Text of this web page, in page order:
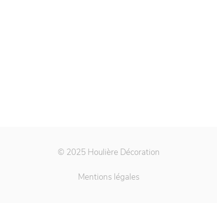
© 2025 Houlière Décoration
Mentions légales